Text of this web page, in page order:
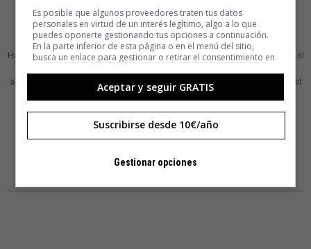
Desgaste cognitivo y la tentación de
externalizar el pensamiento
Hace unos días leí en LinkedIn un texto que reconocí antes incluso de llegar al
sencillo detectar su huella, no por el tema o el autor, sino por la forma. El post
en sí tenía esa arquitectura —por desgracia, demasiado familiar— de los
LEER MÁS
Es posible que algunos proveedores traten tus datos
personales en virtud de un interés legítimo, algo a lo que
puedes oponerte gestionando tus opciones a continuación.
En la parte inferior de esta página o en el menú del sitio,
busca un enlace para gestionar o retirar el consentimiento en
Aceptar y seguir GRATIS
Suscribirse desde 10€/año
Gestionar opciones